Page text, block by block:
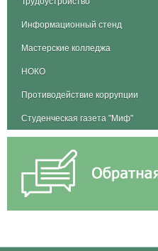
Информационный стенд
Мастерские колледжа
НОКО
Противодействие коррупции
Студенческая газета "Миф"